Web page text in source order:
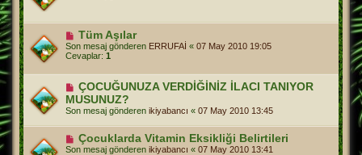
Tüm Aşılar
Son mesaj gönderen ERRUFAİ « 07 May 2010 19:05
Cevaplar: 1
ÇOCUĞUNUZA VERDİĞİNİZ İLACI TANIYOR
MUSUNUZ?
Son mesaj gönderen ikiyabancı « 07 May 2010 13:45
Çocuklarda Vitamin Eksikliği Belirtileri
Son mesaj gönderen ikiyabancı « 07 May 2010 13:41